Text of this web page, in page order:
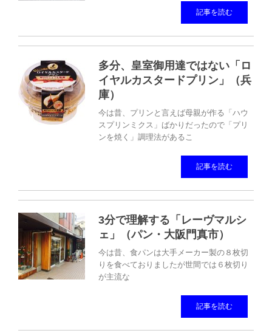
記事を読む
多分、皇室御用達ではない「ロ
イヤルカスタードプリン」（兵
庫）
今は昔、プリンと言えば母親が作る「ハウ
スプリンミクス」ばかりだったので「プリ
ンを焼く」調理法があるこ
記事を読む
3分で理解する「レーヴマルシ
ェ」（パン・大阪門真市）
今は昔、食パンは大手メーカー製の８枚切
りを食べておりましたが世間では６枚切り
が主流な
記事を読む